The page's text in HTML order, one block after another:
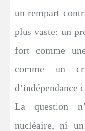
un rempart
plus vaste: un
fort comme
comme un
d’indépendance
La question
nucléaire, ni